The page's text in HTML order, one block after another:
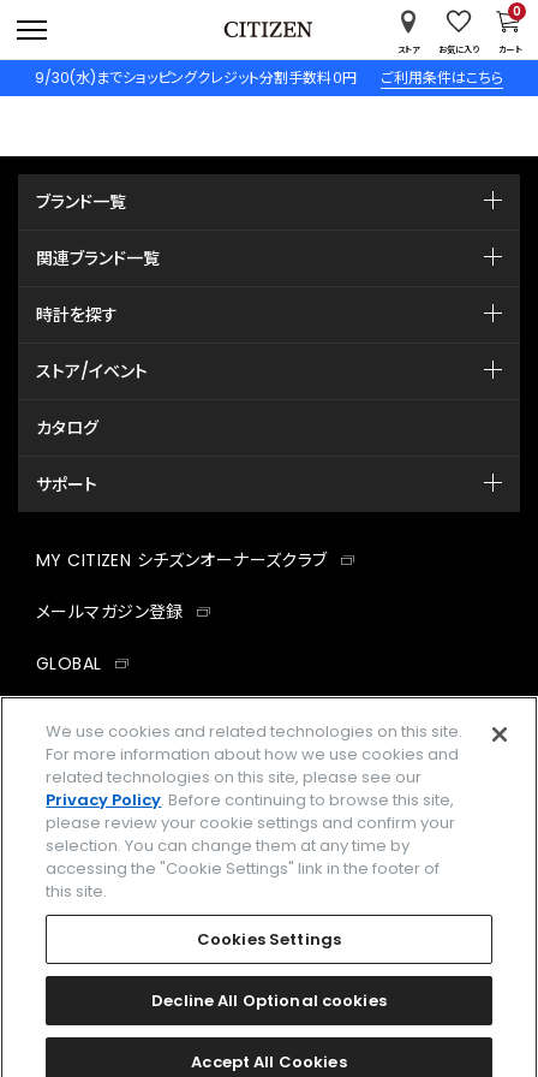
9/30(水)までショッピングクレジット分割手数料０円 ご利用条件はこちら
ストア お気に入り カート
0
ブランド一覧
関連ブランド一覧
時計を探す
ストア/イベント
カタログ
サポート
MY CITIZEN シチズンオーナーズクラブ
メールマガジン登録
GLOBAL
facebookinstagramtwitter
企業情報 ご利用規約
プライバシーポリシー Cookies Settings
Amazon PayはAmazon.com, Inc.またはその関連会社の商標です。
2026 CITIZEN WATCH CO., LTD.
We use cookies and related technologies on this site.
For more information about how we use cookies and
related technologies on this site, please see our
Privacy Policy. Before continuing to browse this site,
please review your cookie settings and confirm your
selection. You can change them at any time by
accessing the "Cookie Settings" link in the footer of
this site.
Cookies Settings
Decline All Optional cookies
Accept All Cookies